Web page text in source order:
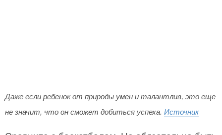
Даже если ребенок от природы умен и талантлив, это еще
не значит, что он сможет добиться успеха. Источник